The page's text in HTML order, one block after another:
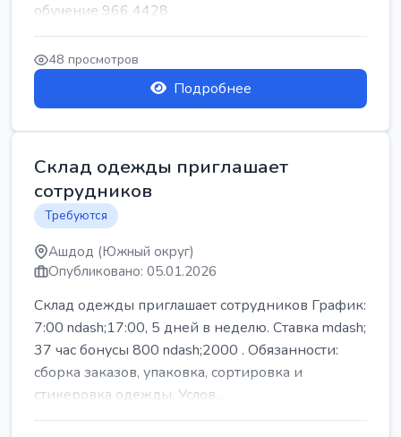
обучение 966 4428
48 просмотров
Подробнее
Склад одежды приглашает
сотрудников
Требуются
Ашдод (Южный округ)
Опубликовано: 05.01.2026
Склад одежды приглашает сотрудников График:
7:00 ndash;17:00, 5 дней в неделю. Ставка mdash;
37 час бонусы 800 ndash;2000 . Обязанности:
сборка заказов, упаковка, сортировка и
стикеровка одежды. Услов...